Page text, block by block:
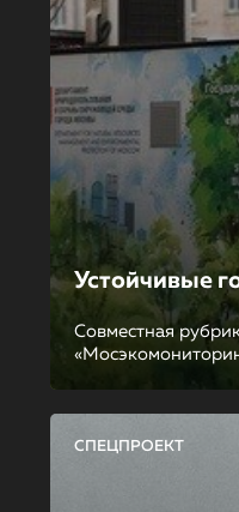
Устойчивые
Совместная
СПЕЦПРОЕКТ